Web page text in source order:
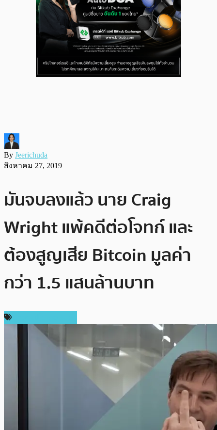
By Jeerichuda
สิงหาคม 27, 2019
มันจบลงแล้ว นาย Craig
Wright แพ้คดีต่อโจทก์ และ
ต้องสูญเสีย Bitcoin มูลค่า
กว่า 1.5 แสนล้านบาท